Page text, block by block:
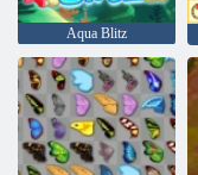
Aqua Blitz